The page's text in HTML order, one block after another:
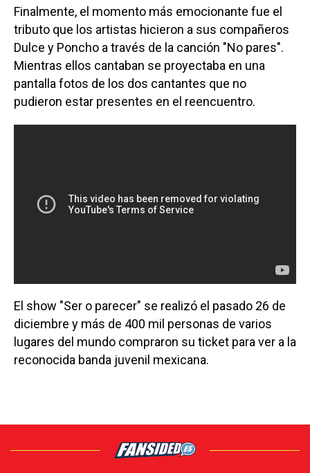
Finalmente, el momento más emocionante fue el
tributo que los artistas hicieron a sus compañeros
Dulce y Poncho a través de la canción "No pares".
Mientras ellos cantaban se proyectaba en una
pantalla fotos de los dos cantantes que no
pudieron estar presentes en el reencuentro.
El show "Ser o parecer" se realizó el pasado 26 de
diciembre y más de 400 mil personas de varios
lugares del mundo compraron su ticket para ver a la
reconocida banda juvenil mexicana.